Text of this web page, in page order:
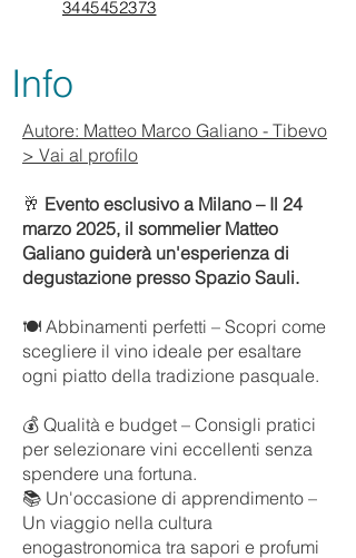
3445452373
Info
Autore: Matteo Marco Galiano - Tibevo
> Vai al profilo
🥂 Evento esclusivo a Milano – Il 24
marzo 2025, il sommelier Matteo
Galiano guiderà un'esperienza di
degustazione presso Spazio Sauli.
🍽️ Abbinamenti perfetti – Scopri come
scegliere il vino ideale per esaltare
ogni piatto della tradizione pasquale.
💰 Qualità e budget – Consigli pratici
per selezionare vini eccellenti senza
spendere una fortuna.
📚 Un'occasione di apprendimento –
Un viaggio nella cultura
enogastronomica tra sapori e profumi